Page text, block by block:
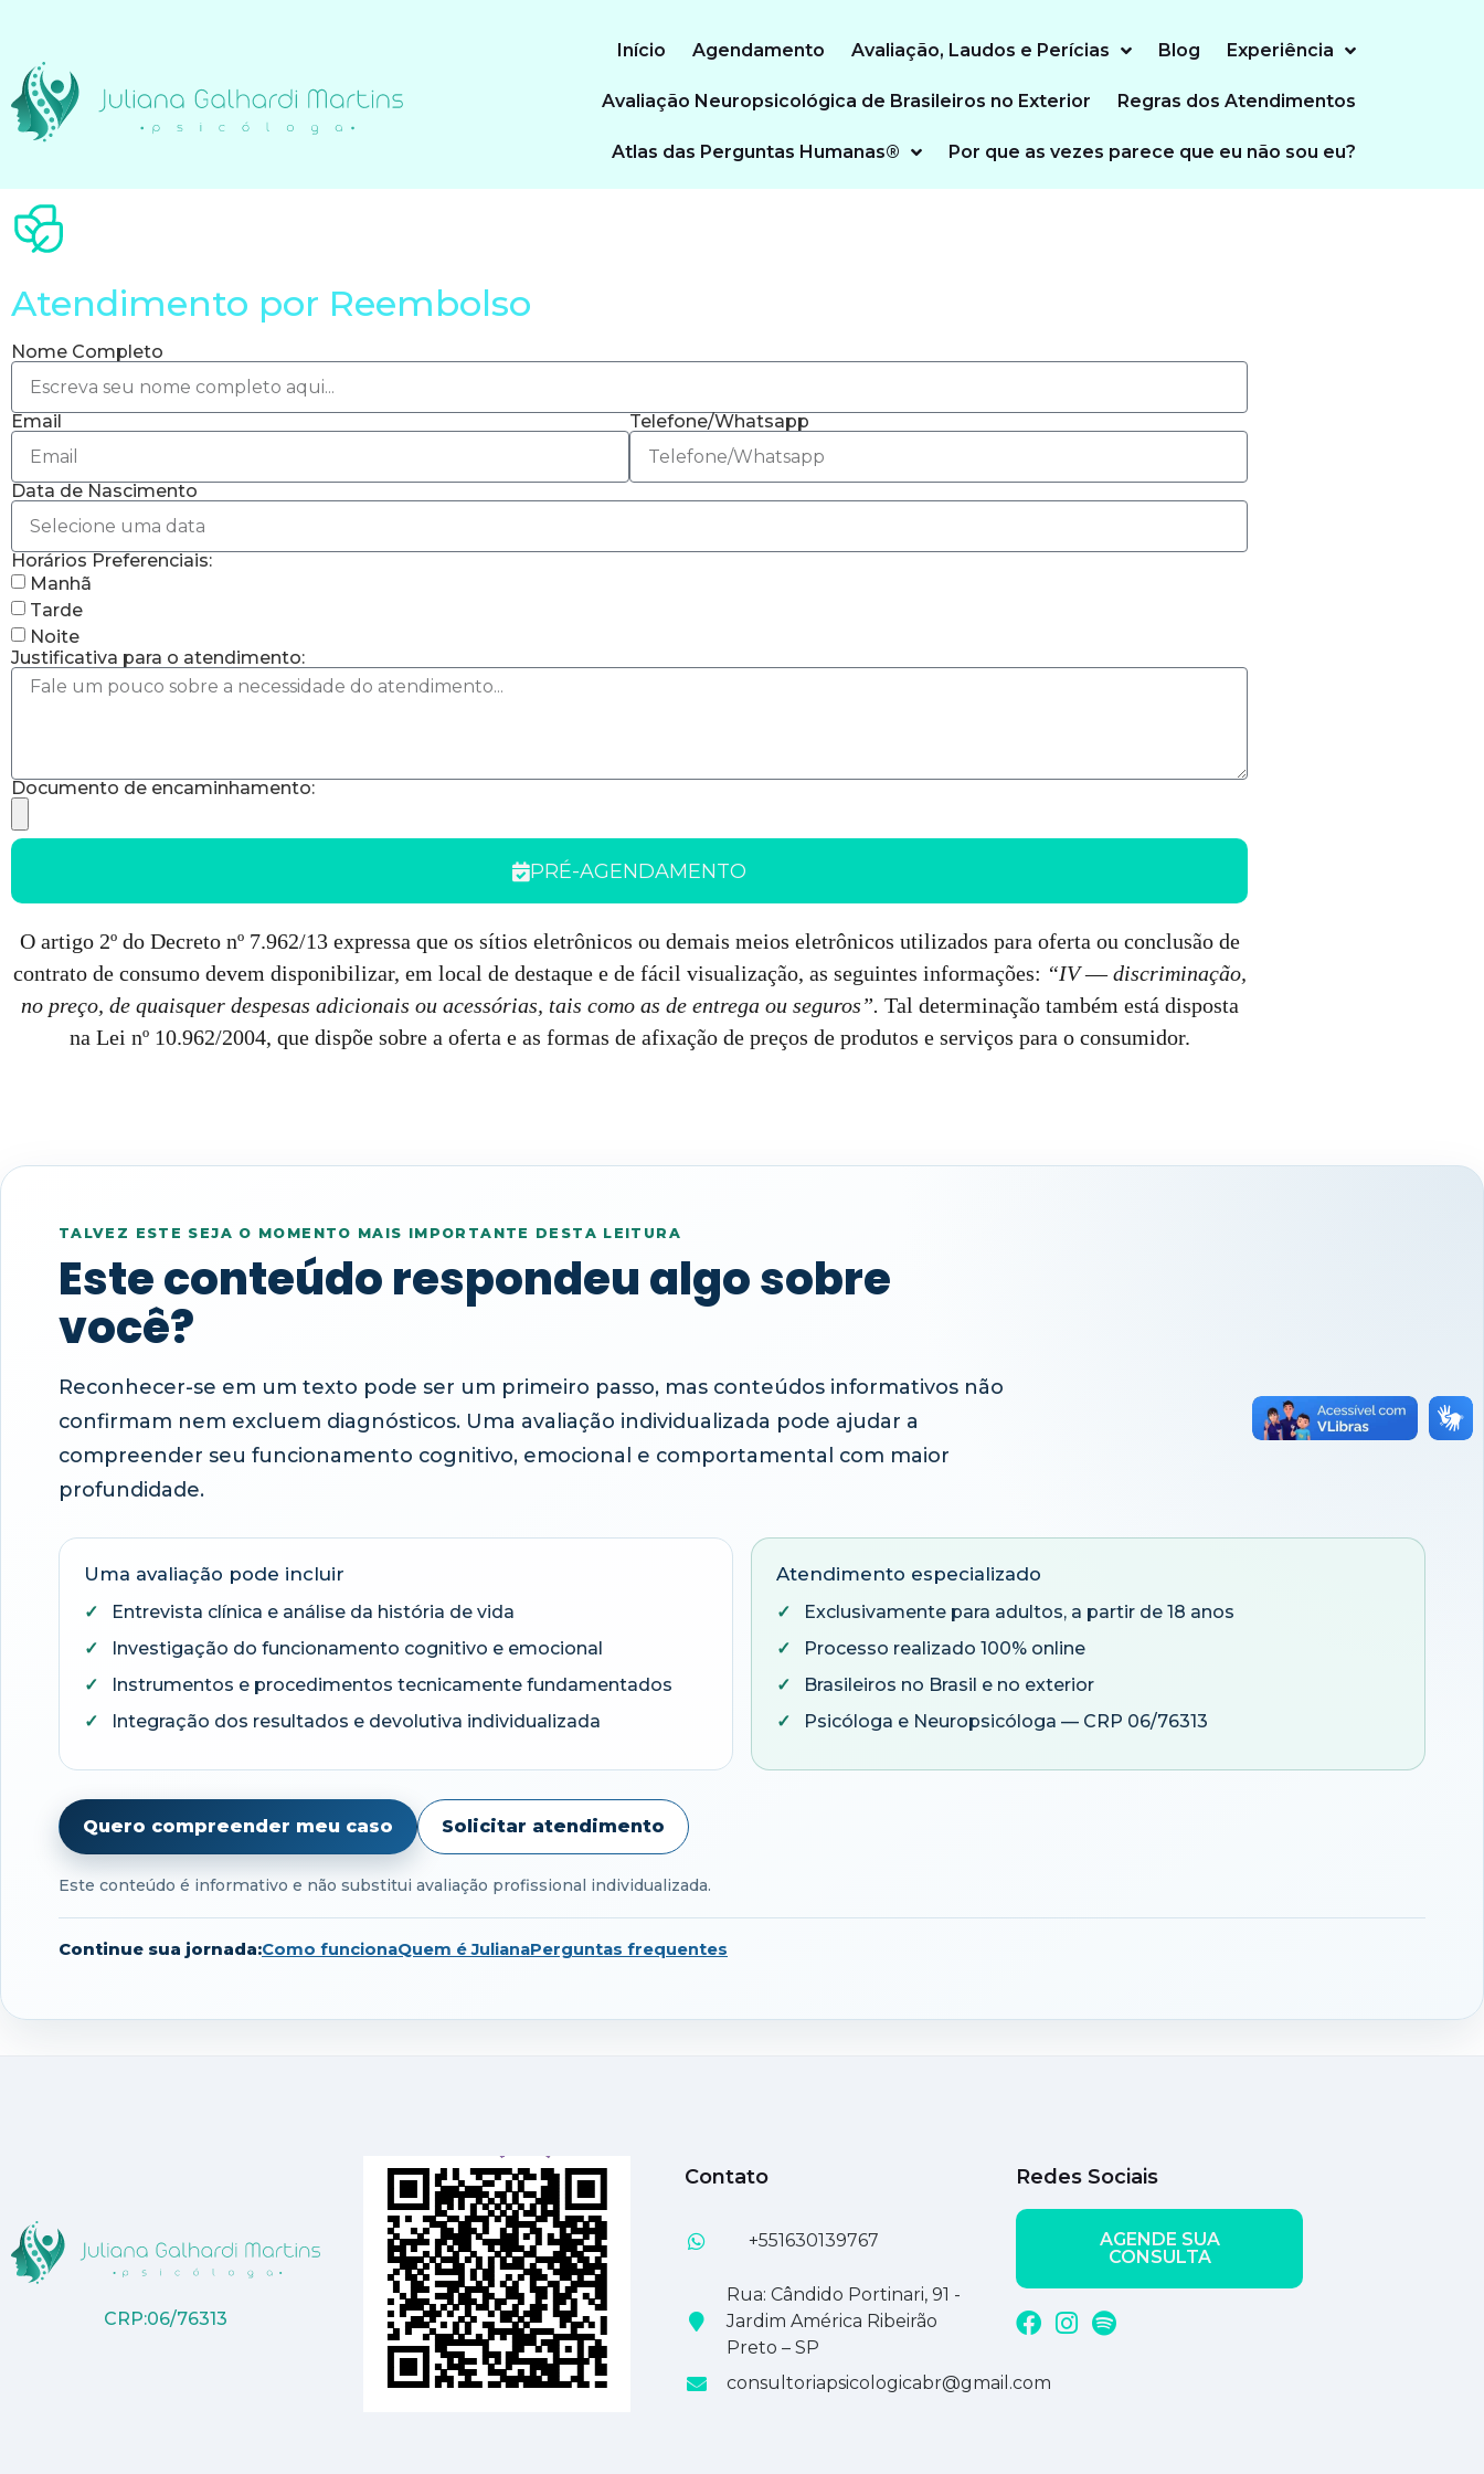
Início Agendamento Avaliação, Laudos e Perícias Blog Experiência
Avaliação Neuropsicológica de Brasileiros no Exterior Regras dos Atendimentos
Atlas das Perguntas Humanas® Por que as vezes parece que eu não sou eu?
Atendimento por Reembolso
Nome Completo
Email Telefone/Whatsapp
Data de Nascimento
Horários Preferenciais:
Manhã
Tarde
Noite
Justificativa para o atendimento:
Documento de encaminhamento:
PRÉ-AGENDAMENTO
O artigo 2º do Decreto nº 7.962/13 expressa que os sítios eletrônicos ou demais meios eletrônicos utilizados para oferta ou conclusão de
contrato de consumo devem disponibilizar, em local de destaque e de fácil visualização, as seguintes informações: “IV —discriminação,
no preço, de quaisquer despesas adicionais ou acessórias, tais como as de entrega ou seguros”. Tal determinação também está disposta
na Lei nº 10.962/2004, que dispõe sobre a oferta e as formas de afixação de preços de produtos e serviços para o consumidor.
TALVEZ ESTE SEJA O MOMENTO MAIS IMPORTANTE DESTA LEITURA
Este conteúdo respondeu algo sobre
você?
Reconhecer-se em um texto pode ser um primeiro passo, mas conteúdos informativos não
confirmam nem excluem diagnósticos. Uma avaliação individualizada pode ajudar a
compreender seu funcionamento cognitivo, emocional e comportamental com maior
profundidade.
Uma avaliação pode incluir
Entrevista clínica e análise da história de vida
Investigação do funcionamento cognitivo e emocional
Instrumentos e procedimentos tecnicamente fundamentados
Integração dos resultados e devolutiva individualizada
Atendimento especializado
Exclusivamente para adultos, a partir de 18 anos
Processo realizado 100% online
Brasileiros no Brasil e no exterior
Psicóloga e Neuropsicóloga — CRP 06/76313
Quero compreender meu caso Solicitar atendimento
Este conteúdo é informativo e não substitui avaliação profissional individualizada.
Continue sua jornada:Como funcionaQuem é JulianaPerguntas frequentes
CRP:06/76313
Contato
+551630139767
Rua: Cândido Portinari, 91 -
Jardim América Ribeirão
Preto – SP
consultoriapsicologicabr@gmail.com
Redes Sociais
AGENDE SUA
CONSULTA